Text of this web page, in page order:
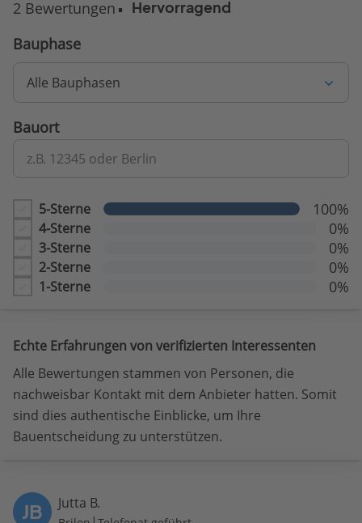
2 Bewertungen Hervorragend
Bauphase
Alle Bauphasen
Bauort
z.B. 12345 oder Berlin
5-Sterne 100%
4-Sterne 0%
3-Sterne 0%
2-Sterne 0%
1-Sterne 0%
Echte Erfahrungen von verifizierten Interessenten
Alle Bewertungen stammen von Personen, die
nachweisbar Kontakt mit dem Anbieter hatten. Somit
sind dies authentische Einblicke, um Ihre
Bauentscheidung zu unterstützen.
JB Jutta B.